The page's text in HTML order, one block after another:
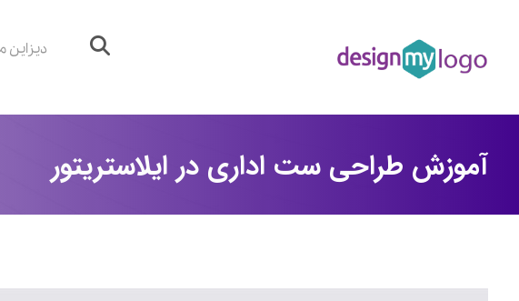
دیزاین
آموزش طراحی ست اداری در ایلاستریتور